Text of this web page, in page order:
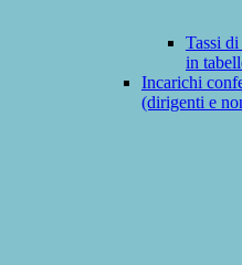
Tassi
in
Incarichi
(dirigenti e